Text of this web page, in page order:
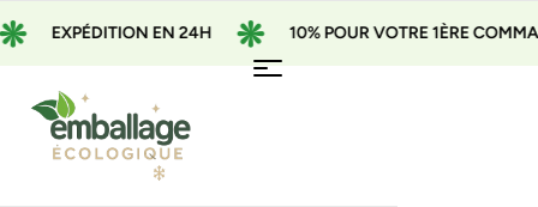
EXPÉDITION EN 24H 10% POUR VOTRE 1ÈRE